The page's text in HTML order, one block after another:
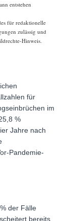
entstehen
für redaktionelle
zulässig und
Hinweis.
für
im
%
Jahre nach
Pandemie-
der Fälle
bereits